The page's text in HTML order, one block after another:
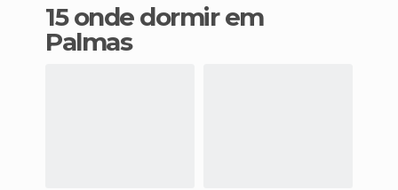
15 onde dormir em
Palmas